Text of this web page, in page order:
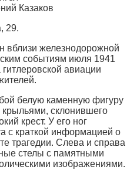
Казаков
29.
вблизи железнодорожной
событиям июля 1941
авиации
белую каменную фигуру
крыльями, склонившего
крест. У его ног
с краткой информацией о
трагедии. Слева и справа
стелы с памятными
изображениями.